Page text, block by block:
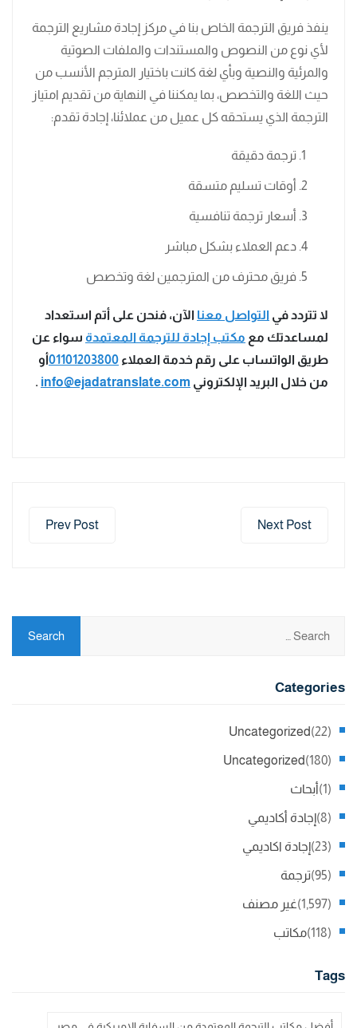
ينفذ فريق الترجمة الخاص بنا في مركز إجادة مشاريع الترجمة
لأي نوع من النصوص والمستندات والملفات الصوتية
والمرئية والنصية وبأي لغة كانت باختيار المترجم الأنسب من
حيث اللغة والتخصص، بما يمكننا في النهاية من تقديم امتياز
الترجمة الذي يستحقه كل عميل من عملائنا، إجادة تقدم:
ترجمة دقيقة
أوقات تسليم متسقة
أسعار ترجمة تنافسية
دعم العملاء بشكل مباشر
فريق محترف من المترجمين لغة وتخصص
لا تتردد في التواصل معنا الآن، فنحن على أتم استعداد
لمساعدتك مع مكتب إجادة للترجمة المعتمدة سواء عن
طريق الواتساب على رقم خدمة العملاء 01101203800أو
من خلال البريد الإلكتروني info@ejadatranslate.com
.
Prev Post Next Post
Categories
Uncategorized (22)
Uncategorized (180)
أبحاث (1)
إجادة أكاديمي (8)
إجادة اكاديمي (23)
ترجمة (95)
غير مصنف (1,597)
مكاتب (118)
Tags